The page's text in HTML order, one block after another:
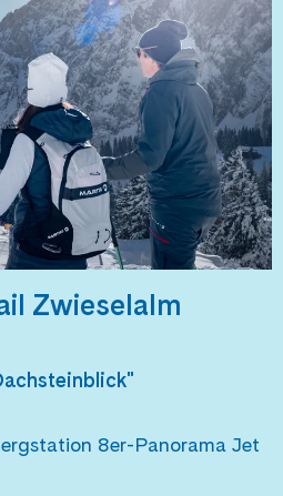
Zwieselalm
8er-Panorama Jet